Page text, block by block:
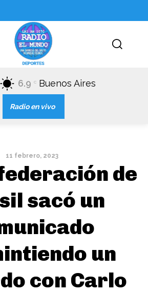
6.9 C Buenos Aires
Radio en vivo
11 febrero, 2023
de
sacó un
un
con Carlo